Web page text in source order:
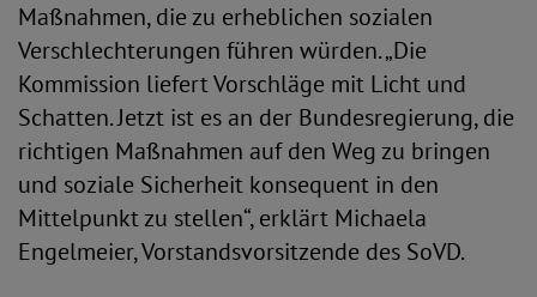
Maßnahmen, die zu erheblichen sozialen
Verschlechterungen führen würden. „Die
Kommission liefert Vorschläge mit Licht und
Schatten. Jetzt ist es an der Bundesregierung, die
richtigen Maßnahmen auf den Weg zu bringen
und soziale Sicherheit konsequent in den
Mittelpunkt zu stellen“, erklärt Michaela
Engelmeier, Vorstandsvorsitzende des SoVD.